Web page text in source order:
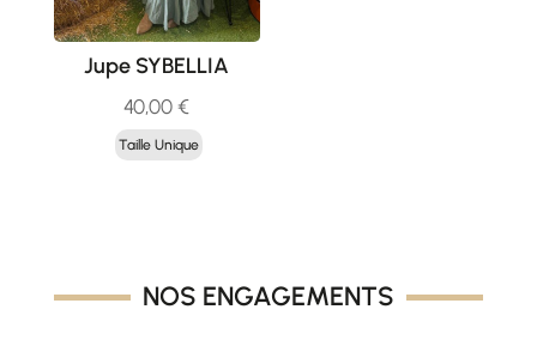
Jupe SYBELLIA
40,00€
Taille Unique
NOS ENGAGEMENTS